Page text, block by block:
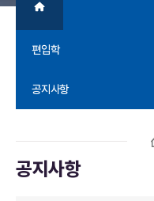
편입학
공지사항
공지사항